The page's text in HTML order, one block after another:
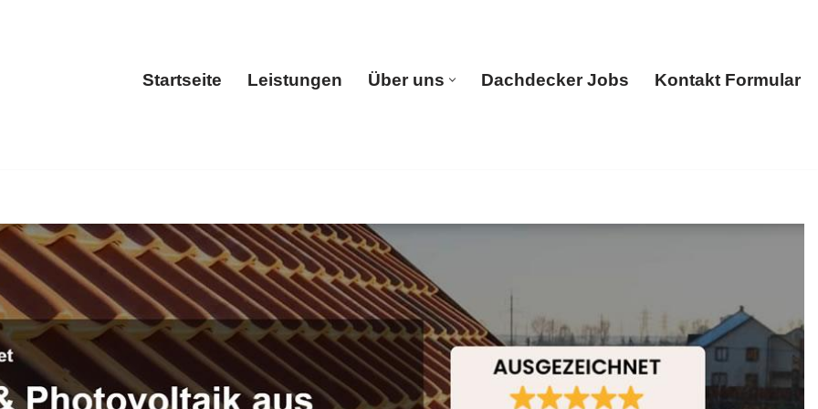
Startseite Leistungen Über uns Dachdecker Jobs Kontakt Formular
Dachausbau, Holzterrassen, Dachgauben ansehen. ➡️ 🔨BOHN, in Wasenbach – Ihr Zimmerer für
✓Dachgauben. Nutzen Sie unsere Erfahrung ✉.